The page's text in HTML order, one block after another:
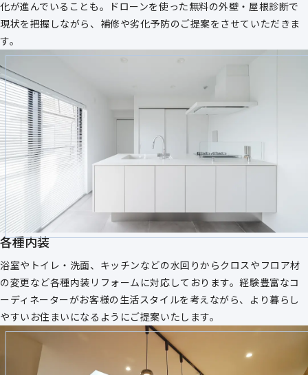
化が進んでいることも。ドローンを使った無料の外壁・屋根診断で
現状を把握しながら、補修や劣化予防のご提案をさせていただきま
す。
各種内装
浴室やトイレ・洗面、キッチンなどの水回りからクロスやフロア材
の変更など各種内装リフォームに対応しております。経験豊富なコ
ーディネーターがお客様の生活スタイルを考えながら、より暮らし
やすいお住まいになるようにご提案いたします。